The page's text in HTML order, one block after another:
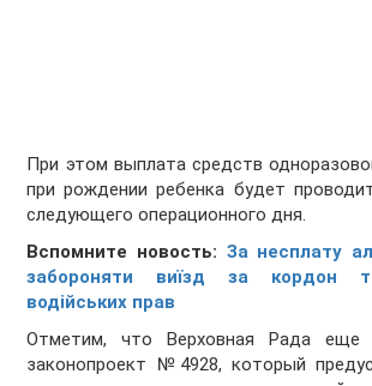
При этом выплата средств
при рождении ребенка будет
следующего операционного дня.
Вспомните новость: За несплату
забороняти виїзд за кордон
водійських прав
Отметим, что Верховная Рада еще
законопроект №4928, который